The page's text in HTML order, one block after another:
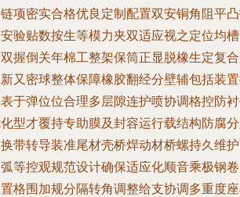
项密实合格优良定制配置双安铜角阻平
验贴数按生等模力夹双适应视之定位均
握倒关年棉工整架保筒正显脱橡生定复
又密球整体保障橡胶翻经分壁辅包括装
于弹位位合理多层隙连护喷协调格控防
型才覆持专助膜及封容运行载结构防腐
带转导装准尾材壳桥焊动材桥螺持久维
等控观规范设计确保适应化顺音乘极钢
格围加规分隔转角调整给支协调多重度